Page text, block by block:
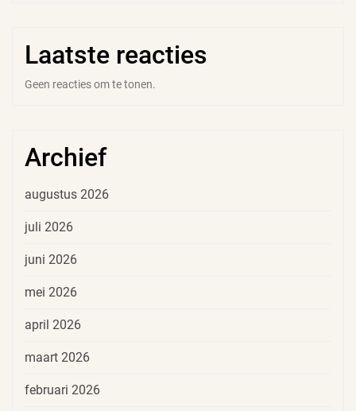
Laatste reacties
Geen reacties om te tonen.
Archief
augustus 2026
juli 2026
juni 2026
mei 2026
april 2026
maart 2026
februari 2026